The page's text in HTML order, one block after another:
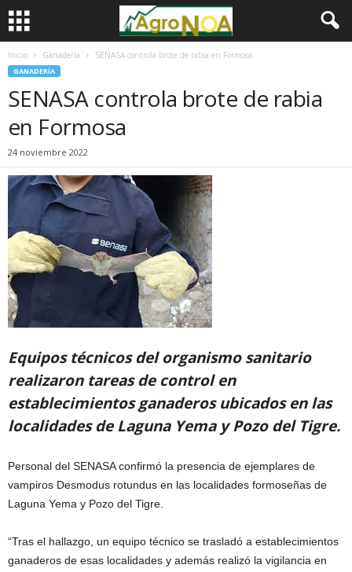
Inicio Ganadería SENASA controla brote de rabia en Formosa
GANADERÍA
SENASA controla brote de rabia
en Formosa
24 noviembre 2022
Equipos técnicos del organismo sanitario
realizaron tareas de control en
establecimientos ganaderos ubicados en las
localidades de Laguna Yema y Pozo del Tigre.
Personal del SENASA confirmó la presencia de ejemplares de
vampiros Desmodus rotundus en las localidades formoseñas de
Laguna Yema y Pozo del Tigre.
“Tras el hallazgo, un equipo técnico se trasladó a establecimientos
ganaderos de esas localidades y además realizó la vigilancia en